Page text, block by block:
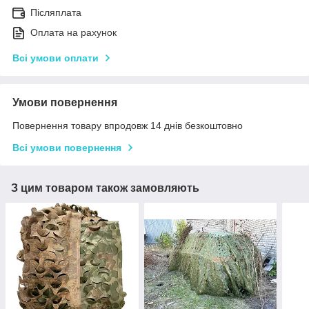
Післяплата
Оплата на рахунок
Всі умови оплати
Умови повернення
Повернення товару впродовж 14 днів безкоштовно
Всі умови повернення
З цим товаром також замовляють